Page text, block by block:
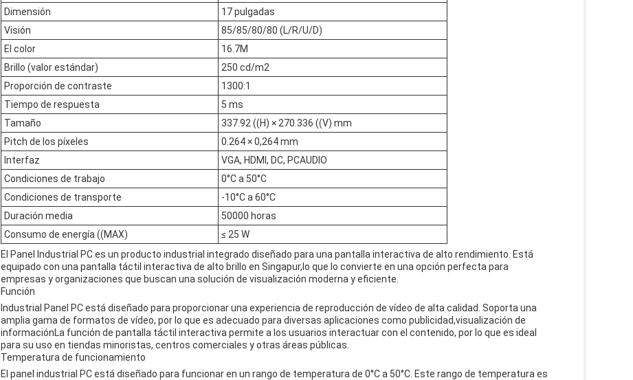
Dimensión
17 pulgadas
Visión
85/85/80/80 (L/R/U/D)
El color
16.7M
Brillo (valor estándar)
250 cd/m2
Proporción de contraste
1300:1
Tiempo de respuesta
5 ms
Tamaño
337.92 ((H) × 270.336 ((V) mm
Pitch de los píxeles
0.264 × 0,264 mm
Interfaz
VGA, HDMI, DC, PCAUDIO
Condiciones de trabajo
0°C a 50°C
Condiciones de transporte
-10°C a 60°C
Duración media
50000 horas
Consumo de energía ((MAX)
≤ 25 W
El Panel Industrial PC es un producto industrial integrado diseñado para una pantalla interactiva de alto rendimiento. Está
equipado con una pantalla táctil interactiva de alto brillo en Singapur,lo que lo convierte en una opción perfecta para
empresas y organizaciones que buscan una solución de visualización moderna y eficiente.
Función
Industrial Panel PC está diseñado para proporcionar una experiencia de reproducción de vídeo de alta calidad. Soporta una
amplia gama de formatos de vídeo, por lo que es adecuado para diversas aplicaciones como publicidad,visualización de
informaciónLa función de pantalla táctil interactiva permite a los usuarios interactuar con el contenido, por lo que es ideal
para su uso en tiendas minoristas, centros comerciales y otras áreas públicas.
Temperatura de funcionamiento
El panel industrial PC está diseñado para funcionar en un rango de temperatura de 0°C a 50°C. Este rango de temperatura es